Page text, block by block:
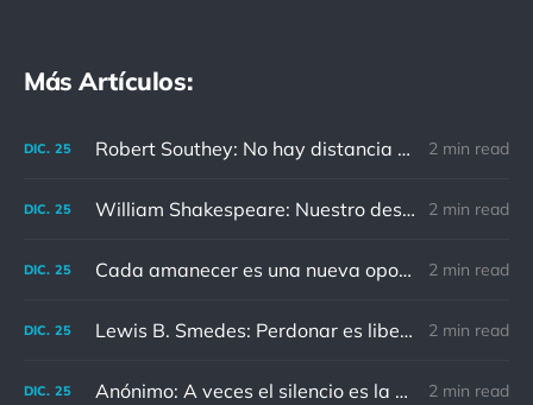
Más Artículos:
DIC. 25 Robert Southey: No hay distancia o tiempo que pueda disminuir la amistad de aquellos que están completamente convencidos del valor del otro 2 min read
DIC. 25 William Shakespeare: Nuestro destino está en las estrellas, así que levantemos nuestros ojos al cielo 2 min read
DIC. 25 Cada amanecer es una nueva oportunidad 2 min read
DIC. 25 Lewis B. Smedes: Perdonar es liberar a un prisionero y descubrir que el prisionero eras tú 2 min read
DIC. 25 Anónimo: A veces el silencio es la mejor respuesta 2 min read